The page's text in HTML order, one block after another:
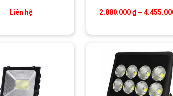
500W Philips
là khả năng chống chịu tốt với môi
Liên hệ 2.880.000₫ –